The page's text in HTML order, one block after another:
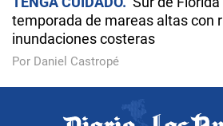
temporada de mareas altas con
inundaciones costeras
Por Daniel Castropé